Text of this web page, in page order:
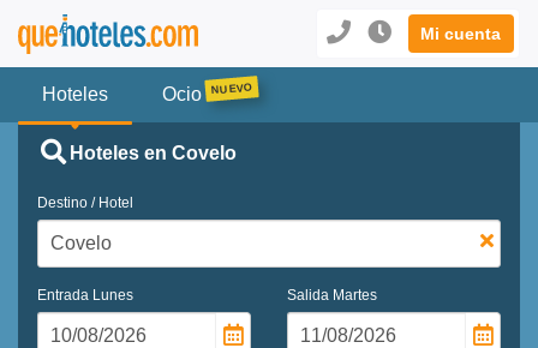
Mi cuenta
Hoteles Ocio
Hoteles en Covelo
Destino / Hotel
Entrada Lunes Salida Martes